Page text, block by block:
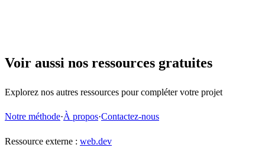
Voir aussi nos ressources gratuites
Explorez nos autres ressources pour compléter votre projet
Notre méthode·À propos·Contactez-nous
Ressource externe : web.dev